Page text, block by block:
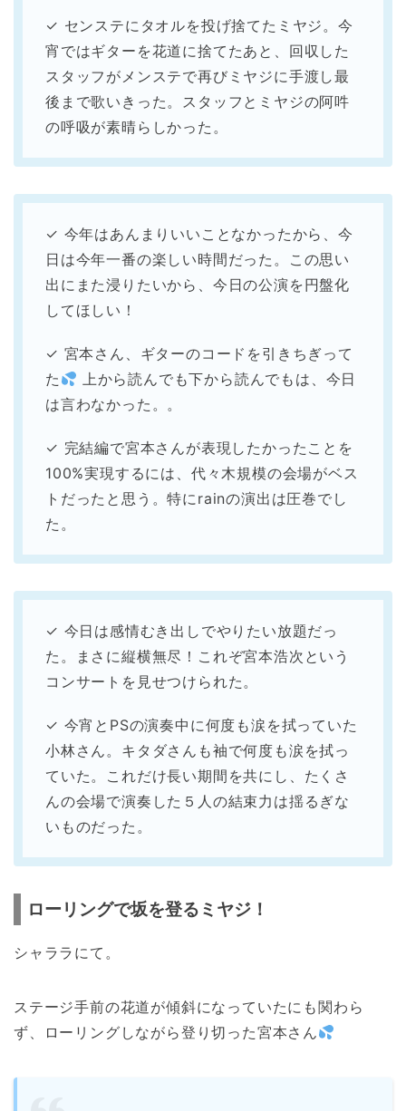
✓ センステにタオルを投げ捨てたミヤジ。今
宵ではギターを花道に捨てたあと、回収した
スタッフがメンステで再びミヤジに手渡し最
後まで歌いきった。スタッフとミヤジの阿吽
の呼吸が素晴らしかった。
✓ 今年はあんまりいいことなかったから、今
日は今年一番の楽しい時間だった。この思い
出にまた浸りたいから、今日の公演を円盤化
してほしい！
✓ 宮本さん、ギターのコードを引きちぎって
た
上から読んでも下から読んでもは、今日
は言わなかった。。
✓ 完結編で宮本さんが表現したかったことを
100%実現するには、代々木規模の会場がベス
トだったと思う。特にrainの演出は圧巻でし
た。
✓ 今日は感情むき出しでやりたい放題だっ
た。まさに縦横無尽！これぞ宮本浩次という
コンサートを見せつけられた。
✓ 今宵とPSの演奏中に何度も涙を拭っていた
小林さん。キタダさんも袖で何度も涙を拭っ
ていた。これだけ長い期間を共にし、たくさ
んの会場で演奏した５人の結束力は揺るぎな
いものだった。
ローリングで坂を登るミヤジ！
シャララにて。
ステージ手前の花道が傾斜になっていたにも関わら
ず、ローリングしながら登り切った宮本さん